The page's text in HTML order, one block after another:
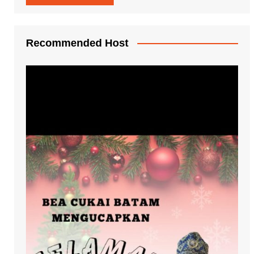
Recommended Host